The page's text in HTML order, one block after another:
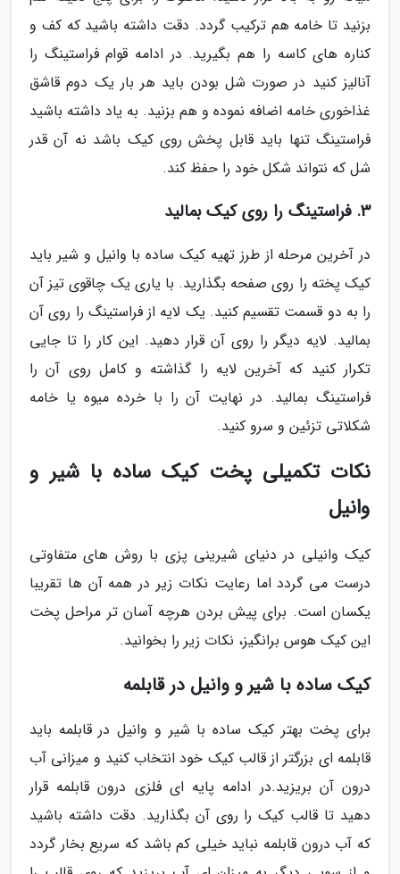
بزنید تا خامه هم ترکیب گردد. دقت داشته باشید که کف و
کناره های کاسه را هم بگیرید. در ادامه قوام فراستینگ را
آنالیز کنید در صورت شل بودن باید هر بار یک دوم قاشق
غذاخوری خامه اضافه نموده و هم بزنید. به یاد داشته باشید
فراستینگ تنها باید قابل پخش روی کیک باشد نه آن قدر
شل که نتواند شکل خود را حفظ کند.
3. فراستینگ را روی کیک بمالید
در آخرین مرحله از طرز تهیه کیک ساده با وانیل و شیر باید
کیک پخته را روی صفحه بگذارید. با یاری یک چاقوی تیز آن
را به دو قسمت تقسیم کنید. یک لایه از فراستینگ را روی آن
بمالید. لایه دیگر را روی آن قرار دهید. این کار را تا جایی
تکرار کنید که آخرین لایه را گذاشته و کامل روی آن را
فراستینگ بمالید. در نهایت آن را با خرده میوه یا خامه
شکلاتی تزئین و سرو کنید.
نکات تکمیلی پخت کیک ساده با شیر و
وانیل
کیک وانیلی در دنیای شیرینی پزی با روش های متفاوتی
درست می گردد اما رعایت نکات زیر در همه آن ها تقریبا
یکسان است. برای پیش بردن هرچه آسان تر مراحل پخت
این کیک هوس برانگیز، نکات زیر را بخوانید.
کیک ساده با شیر و وانیل در قابلمه
برای پخت بهتر کیک ساده با شیر و وانیل در قابلمه باید
قابلمه ای بزرگتر از قالب کیک خود انتخاب کنید و میزانی آب
درون آن بریزید.در ادامه پایه ای فلزی درون قابلمه قرار
دهید تا قالب کیک را روی آن بگذارید. دقت داشته باشید
که آب درون قابلمه نباید خیلی کم باشد که سریع بخار گردد